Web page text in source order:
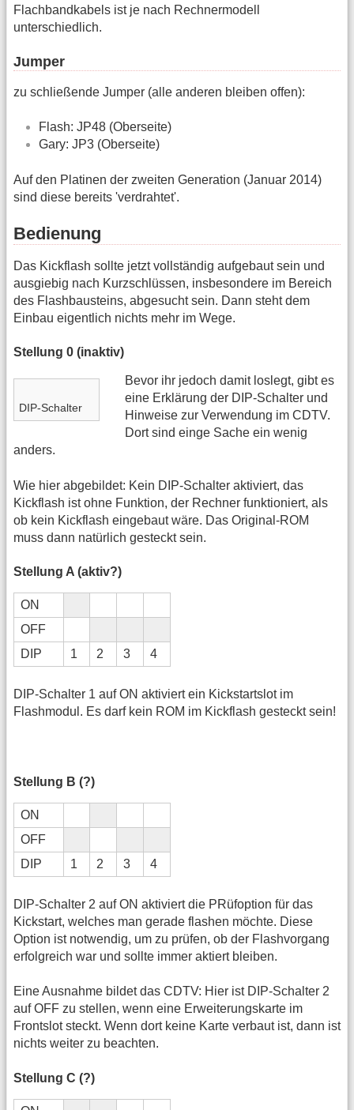
Flachbandkabels ist je nach Rechnermodell
unterschiedlich.
Jumper
zu schließende Jumper (alle anderen bleiben offen):
Flash: JP48 (Oberseite)
Gary: JP3 (Oberseite)
Auf den Platinen der zweiten Generation (Januar 2014)
sind diese bereits 'verdrahtet'.
Bedienung
Das Kickflash sollte jetzt vollständig aufgebaut sein und
ausgiebig nach Kurzschlüssen, insbesondere im Bereich
des Flashbausteins, abgesucht sein. Dann steht dem
Einbau eigentlich nichts mehr im Wege.
Stellung 0 (inaktiv)
DIP-Schalter
Bevor ihr jedoch damit loslegt, gibt es
eine Erklärung der DIP-Schalter und
Hinweise zur Verwendung im CDTV.
Dort sind einge Sache ein wenig
anders.
Wie hier abgebildet: Kein DIP-Schalter aktiviert, das
Kickflash ist ohne Funktion, der Rechner funktioniert, als
ob kein Kickflash eingebaut wäre. Das Original-ROM
muss dann natürlich gesteckt sein.
Stellung A (aktiv?)
ON
OFF
DIP
1 2 3 4
DIP-Schalter 1 auf ON aktiviert ein Kickstartslot im
Flashmodul. Es darf kein ROM im Kickflash gesteckt sein!
Stellung B (?)
ON
OFF
DIP
1 2 3 4
DIP-Schalter 2 auf ON aktiviert die PRüfoption für das
Kickstart, welches man gerade flashen möchte. Diese
Option ist notwendig, um zu prüfen, ob der Flashvorgang
erfolgreich war und sollte immer aktiert bleiben.
Eine Ausnahme bildet das CDTV: Hier ist DIP-Schalter 2
auf OFF zu stellen, wenn eine Erweiterungskarte im
Frontslot steckt. Wenn dort keine Karte verbaut ist, dann ist
nichts weiter zu beachten.
Stellung C (?)